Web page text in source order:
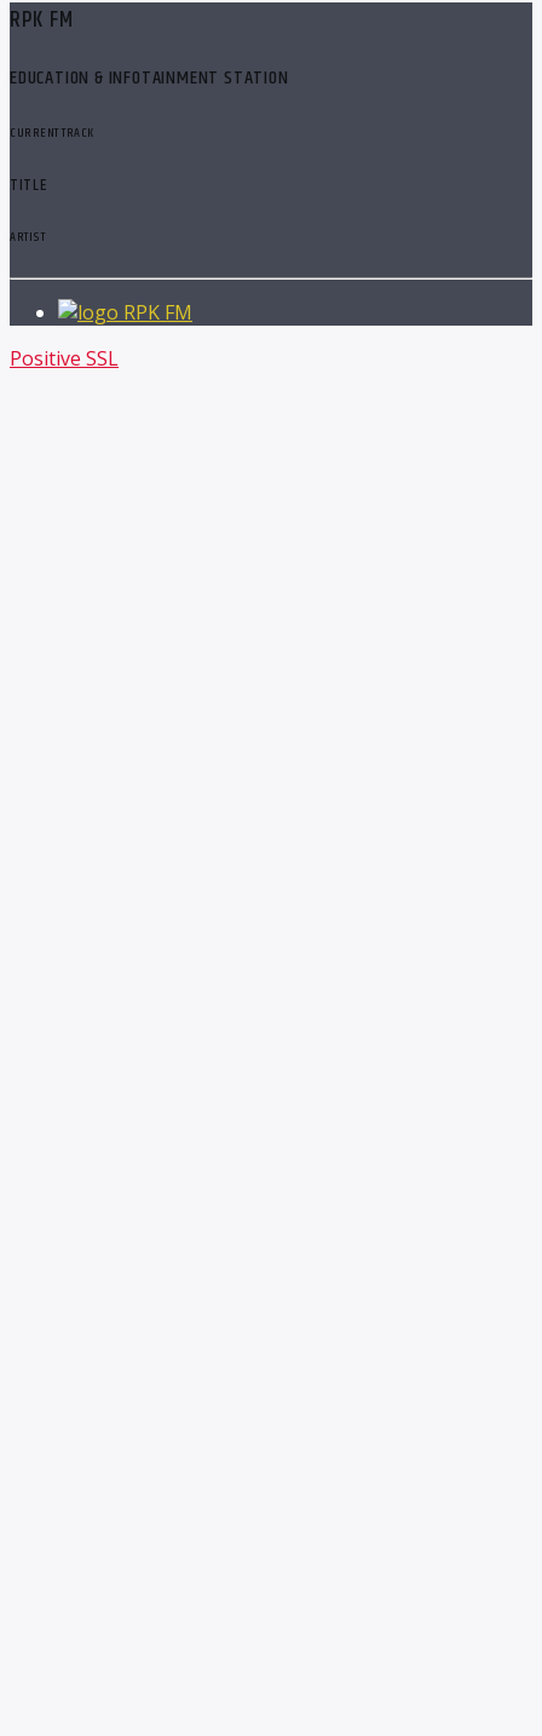
RPK FM
EDUCATION & INFOTAINMENT STATION
CURRENT TRACK
TITLE
ARTIST
RPK FM
Positive SSL